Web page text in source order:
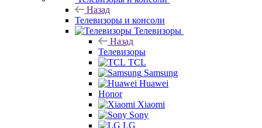
Назад
Телевизоры и консоли
Телевизоры
Назад
Телевизоры
TCL
Samsung
Huawei
Honor
Xiaomi
Sony
LG